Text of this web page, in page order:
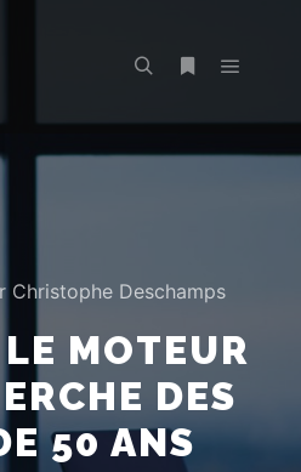
Christophe Deschamps
MOTEUR
DES
50 ANS